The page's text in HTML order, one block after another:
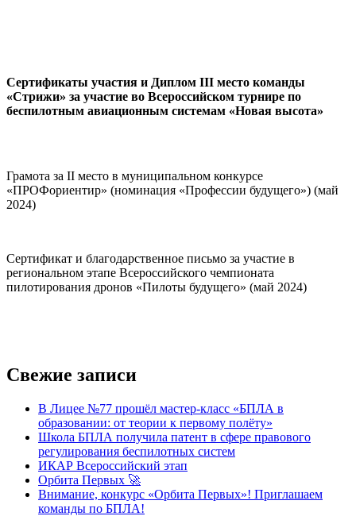
Сертификаты участия и Диплом III место команды
«Стрижи» за участие во Всероссийском турнире по
беспилотным авиационным системам «Новая высота»
Грамота за II место в муниципальном конкурсе
«ПРОФориентир» (номинация «Профессии будущего») (май
2024)
Сертификат и благодарственное письмо за участие в
региональном этапе Всероссийского чемпионата
пилотирования дронов «Пилоты будущего» (май 2024)
Свежие записи
В Лицее №77 прошёл мастер-класс «БПЛА в
образовании: от теории к первому полёту»
Школа БПЛА получила патент в сфере правового
регулирования беспилотных систем
ИКАР Всероссийский этап
Орбита Первых 🚀
Внимание, конкурс «Орбита Первых»! Приглашаем
команды по БПЛА!